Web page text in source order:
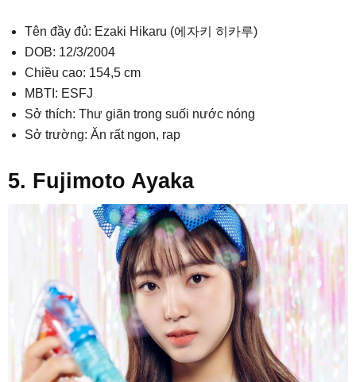
Tên đầy đủ: Ezaki Hikaru (에자키 히카루)
DOB: 12/3/2004
Chiều cao: 154,5 cm
MBTI: ESFJ
Sở thích: Thư giãn trong suối nước nóng
Sở trường: Ăn rất ngon, rap
5. Fujimoto Ayaka